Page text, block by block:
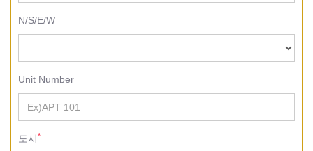
N/S/E/W
Unit Number
도시*